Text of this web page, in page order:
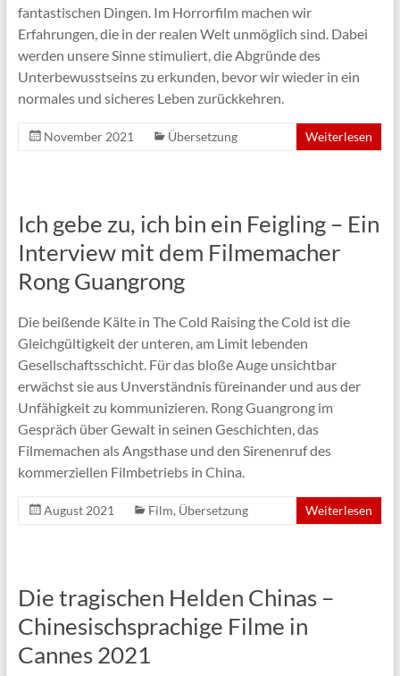
fantastischen Dingen. Im Horrorfilm machen wir
Erfahrungen, die in der realen Welt unmöglich sind. Dabei
werden unsere Sinne stimuliert, die Abgründe des
Unterbewusstseins zu erkunden, bevor wir wieder in ein
normales und sicheres Leben zurückkehren.
November 2021 Übersetzung Weiterlesen
Ich gebe zu, ich bin ein Feigling – Ein
Interview mit dem Filmemacher
Rong Guangrong
Die beißende Kälte in The Cold Raising the Cold ist die
Gleichgültigkeit der unteren, am Limit lebenden
Gesellschaftsschicht. Für das bloße Auge unsichtbar
erwächst sie aus Unverständnis füreinander und aus der
Unfähigkeit zu kommunizieren. Rong Guangrong im
Gespräch über Gewalt in seinen Geschichten, das
Filmemachen als Angsthase und den Sirenenruf des
kommerziellen Filmbetriebs in China.
August 2021 Film, Übersetzung Weiterlesen
Die tragischen Helden Chinas –
Chinesischsprachige Filme in
Cannes 2021